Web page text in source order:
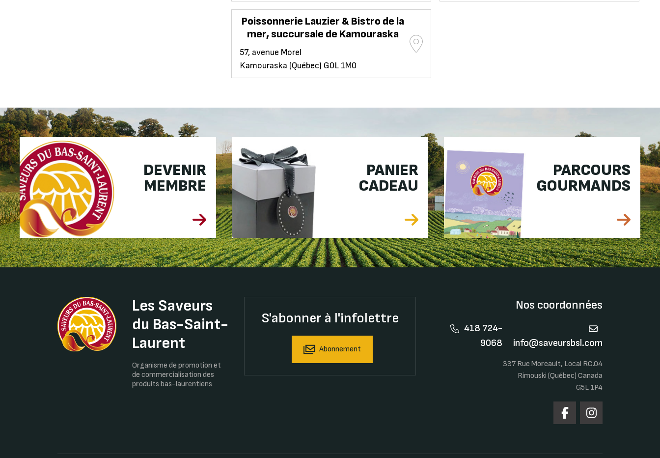
Poissonnerie Lauzier & Bistro de la
mer, succursale de Kamouraska
57, avenue Morel
Kamouraska (Québec) G0L 1M0
DEVENIR
MEMBRE
PANIER
CADEAU
PARCOURS
GOURMANDS
Les Saveurs
du Bas-Saint-
Laurent
Organisme de promotion et
de commercialisation des
produits bas-laurentiens
S'abonner à l'infolettre
Abonnement
Nos coordonnées
418 724-
9068
info@saveursbsl.com
337 Rue Moreault, Local RC.04
Rimouski (Québec) Canada
G5L 1P4